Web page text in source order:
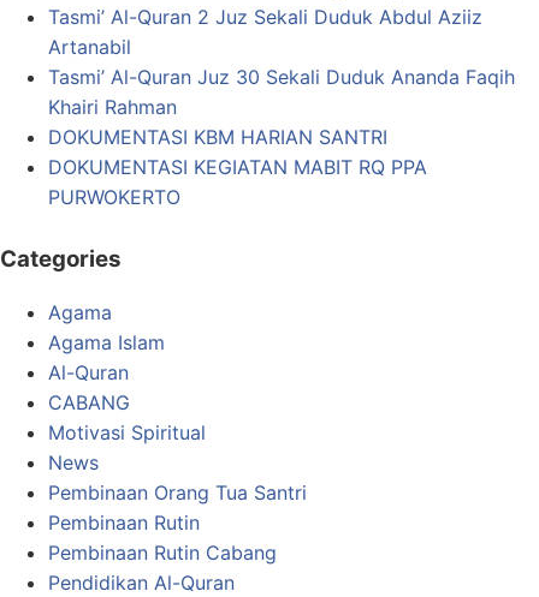
Tasmi’ Al-Quran 2 Juz Sekali Duduk Abdul Aziiz
Artanabil
Tasmi’ Al-Quran Juz 30 Sekali Duduk Ananda Faqih
Khairi Rahman
DOKUMENTASI KBM HARIAN SANTRI
DOKUMENTASI KEGIATAN MABIT RQ PPA
PURWOKERTO
Categories
Agama
Agama Islam
Al-Quran
CABANG
Motivasi Spiritual
News
Pembinaan Orang Tua Santri
Pembinaan Rutin
Pembinaan Rutin Cabang
Pendidikan Al-Quran